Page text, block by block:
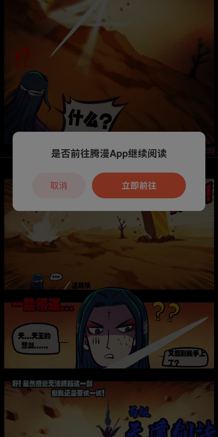
是否前往腾漫App继续阅读
立即前往
取消